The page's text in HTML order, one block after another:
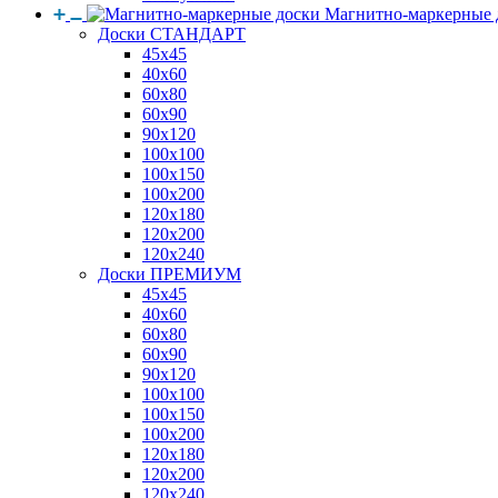
Магнитно-маркерные
Доски СТАНДАРТ
45x45
40x60
60x80
60x90
90x120
100x100
100x150
100x200
120x180
120x200
120x240
Доски ПРЕМИУМ
45x45
40x60
60x80
60x90
90x120
100x100
100x150
100x200
120x180
120x200
120x240